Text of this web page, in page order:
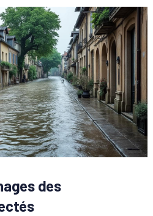
des